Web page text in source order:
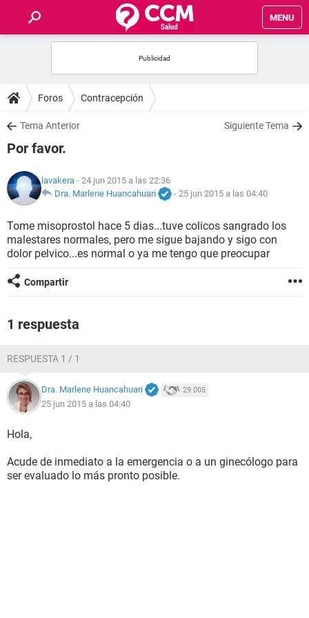
MENU
FOROS
SALUD
NUTRICIÓN
BIENESTAR
Foros Contracepción
Tema Anterior Siguiente Tema
Por favor.
lavakera - 24 jun 2015 a las 22:36
Dra. Marlene Huancahuari
- 25 jun 2015 a las 04:40
Tome misoprostol hace 5 dias...tuve colicos sangrado los
malestares normales, pero me sigue bajando y sigo con
dolor pelvico...es normal o ya me tengo que preocupar
Compartir
1 respuesta
RESPUESTA 1 / 1
Dra. Marlene Huancahuari 29.005
25 jun 2015 a las 04:40
Hola,
Acude de inmediato a la emergencia o a un ginecólogo para
ser evaluado lo más pronto posible.